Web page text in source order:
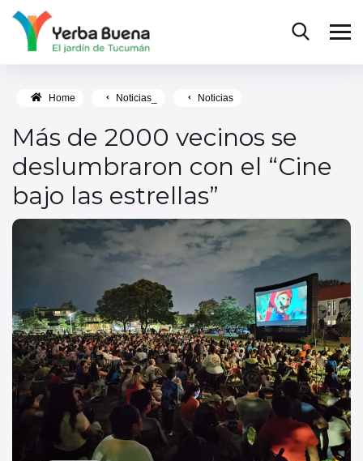
Home Noticias_ Noticias
Más de 2000 vecinos se
deslumbraron con el “Cine
bajo las estrellas”